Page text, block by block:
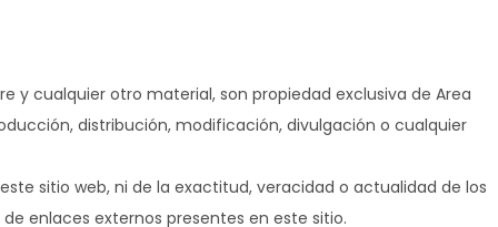
y cualquier otro material, son propiedad exclusiva de Area
distribución, modificación, divulgación o cualquier
sitio web, ni de la exactitud, veracidad o actualidad de los
enlaces externos presentes en este sitio.